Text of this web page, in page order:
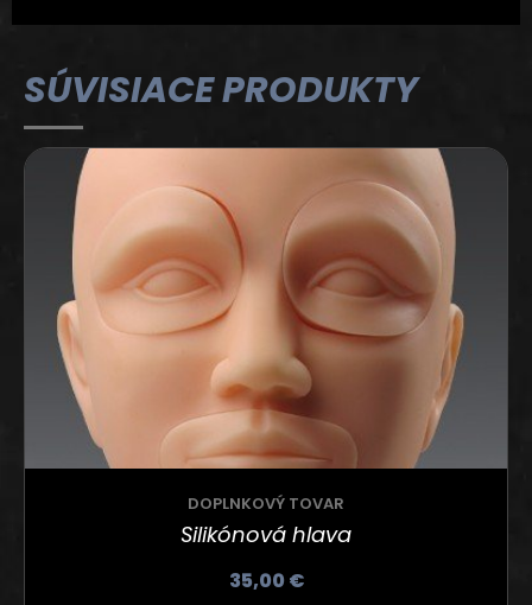
SÚVISIACE PRODUKTY
DOPLNKOVÝ TOVAR
Silikónová hlava
35,00€